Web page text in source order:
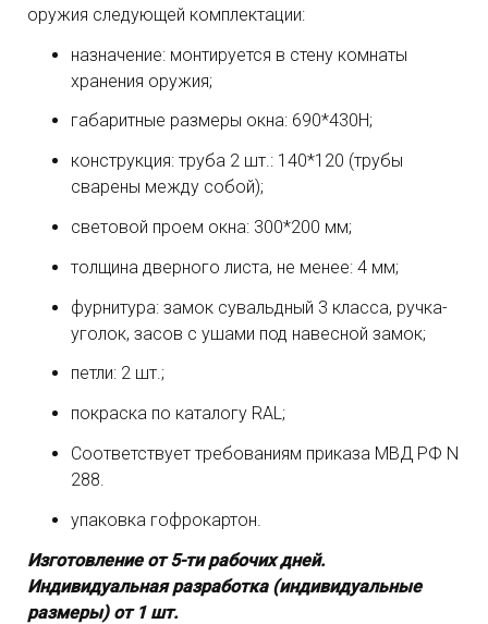
оружия следующей комплектации:
назначение: монтируется в стену комнаты
хранения оружия;
габаритные размеры окна: 690*430Н;
конструкция: труба 2 шт.: 140*120 (трубы
сварены между собой);
световой проем окна: 300*200 мм;
толщина дверного листа, не менее: 4 мм;
фурнитура: замок сувальдный 3 класса, ручка-
уголок, засов с ушами под навесной замок;
петли: 2 шт.;
покраска по каталогу RAL;
Соответствует требованиям приказа МВД РФ N
288.
упаковка гофрокартон.
Изготовление от 5-ти рабочих дней.
Индивидуальная разработка (индивидуальные
размеры) от 1 шт.